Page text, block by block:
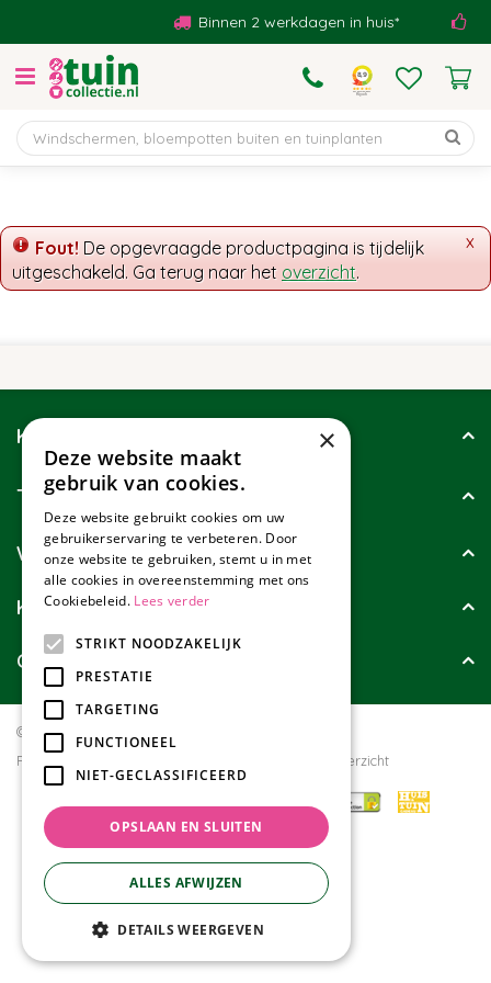
t
n
Binnen 2 werkdagen in huis*
x
Fout! De opgevraagde productpagina is tijdelijk
uitgeschakeld. Ga terug naar het overzicht.
Klantenservice
Tuincollectie
Wie zijn wij?
Klanten geven ons
Contact
© Tuincollectie.nl
Privacy policy
Tuincentrum Overzicht
×
Deze website maakt
gebruik van cookies.
Deze website gebruikt cookies om uw
gebruikerservaring te verbeteren. Door
onze website te gebruiken, stemt u in met
alle cookies in overeenstemming met ons
Cookiebeleid. Lees verder
STRIKT NOODZAKELIJK
PRESTATIE
TARGETING
FUNCTIONEEL
NIET-GECLASSIFICEERD
OPSLAAN EN SLUITEN
ALLES AFWIJZEN
DETAILS WEERGEVEN